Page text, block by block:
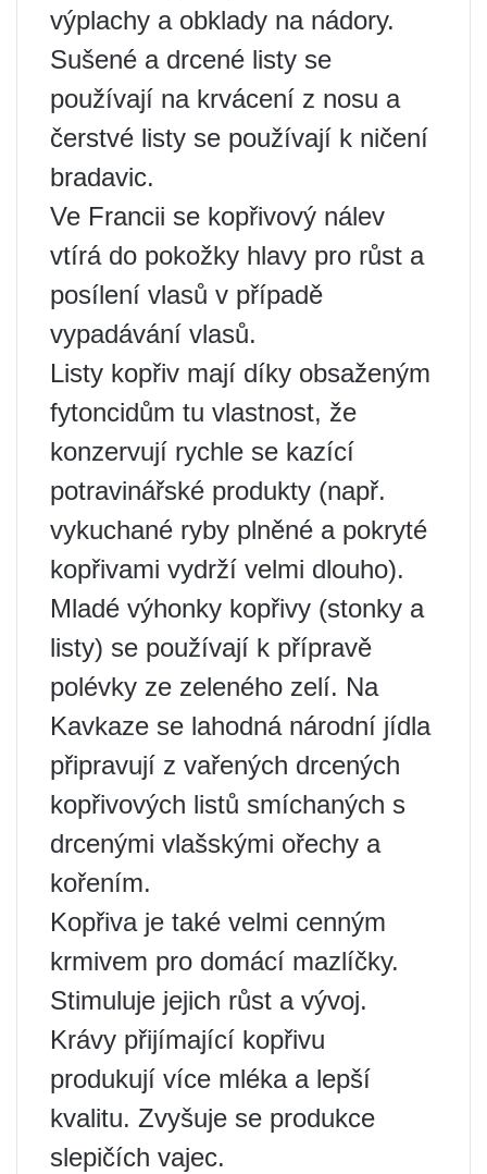
výplachy a obklady na nádory.
Sušené a drcené listy se
používají na krvácení z nosu a
čerstvé listy se používají k ničení
bradavic.
Ve Francii se kopřivový nálev
vtírá do pokožky hlavy pro růst a
posílení vlasů v případě
vypadávání vlasů.
Listy kopřiv mají díky obsaženým
fytoncidům tu vlastnost, že
konzervují rychle se kazící
potravinářské produkty (např.
vykuchané ryby plněné a pokryté
kopřivami vydrží velmi dlouho).
Mladé výhonky kopřivy (stonky a
listy) se používají k přípravě
polévky ze zeleného zelí. Na
Kavkaze se lahodná národní jídla
připravují z vařených drcených
kopřivových listů smíchaných s
drcenými vlašskými ořechy a
kořením.
Kopřiva je také velmi cenným
krmivem pro domácí mazlíčky.
Stimuluje jejich růst a vývoj.
Krávy přijímající kopřivu
produkují více mléka a lepší
kvalitu. Zvyšuje se produkce
slepičích vajec.